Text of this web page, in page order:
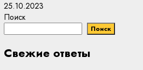
25.10.2023
Поиск
Поиск
Свежие ответы